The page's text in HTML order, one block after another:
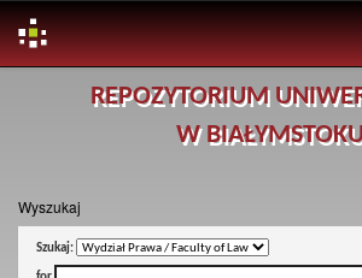
REPOZYTORIUM
W
Wyszukaj
Szukaj: